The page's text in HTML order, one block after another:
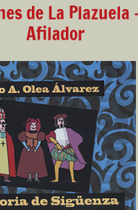
de La Plazuela
Afilador